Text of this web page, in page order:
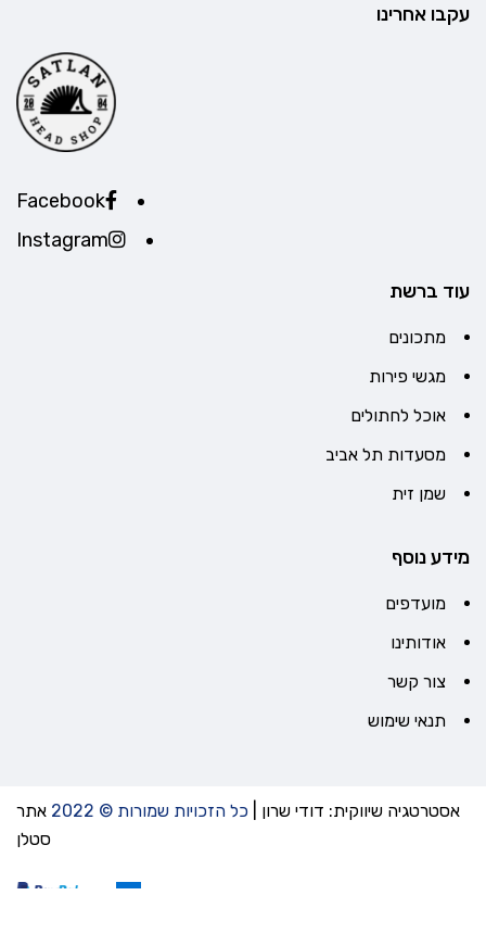
עקבו אחרינו
Facebook
Instagram
עוד ברשת
מתכונים
מגשי פירות
אוכל לחתולים
מסעדות תל אביב
שמן זית
מידע נוסף
מועדפים
אודותינו
צור קשר
תנאי שימוש
אסטרטגיה שיווקית: דודי שרון כל הזכויות שמורות © 2022
אתר
סטלן